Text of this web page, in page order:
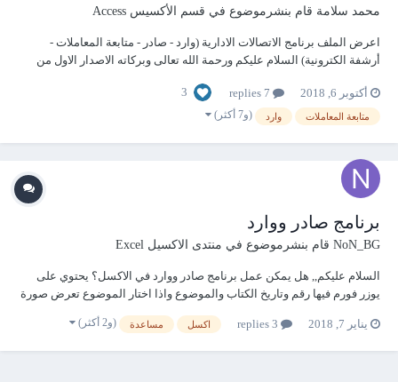
محمد سلامة قام بنشرموضوع في قسم الأكسيس Access
اعرض الملف برنامج الاتصالات الادارية (وارد - صادر - متابعة المعاملات -
أرشفة الكترونية) السلام عليكم ورحمة الله تعالى وبركاته الاصدار الاول من
للتواصل علي الواتساب:- 00201018...
أكتوبر 6, 2018 3
متابعة المعاملات وارد (و7 أكثر)
برنامج صادر ووارد
NoN_BG قام بنشرموضوع في منتدى الاكسيل Excel
السلام عليكم,, هل يمكن عمل برنامج صادر ووارد في الاكسل؟ يحتوي على
يوزر فورم فيها رقم وتاريخ الكتاب والموضوع واذا اختار الموضوع تعرض صورة
يناير 7, 2018
اكسل مساعدة (و2 أكثر)